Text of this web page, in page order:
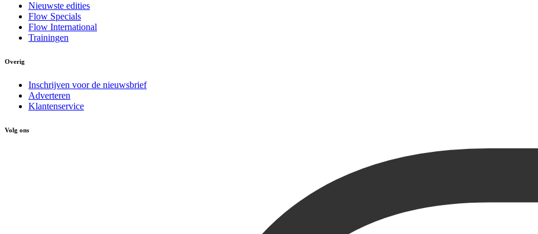
Nieuwste edities
Flow Specials
Flow International
Trainingen
Overig
Inschrijven voor de nieuwsbrief
Adverteren
Klantenservice
Volg ons